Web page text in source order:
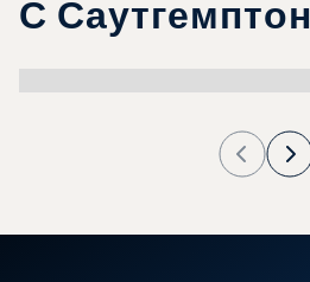
С Саутгемптон